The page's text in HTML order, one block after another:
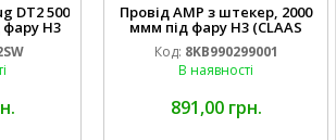
DT2 500
H3
Hella
Провід AMP з штекер, 2000
ммм під фару H3 (CLAAS
013733) Hella
Код: 8KB990299001
В наявності
891,00 грн.